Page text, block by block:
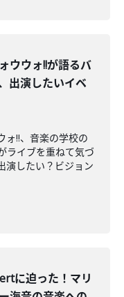
ウウォ!!が語るバ
出演したいイベ
ォ!!、音楽の学校の
ライブを重ねて気づ
演したい？ビジョン
に迫った！マリ